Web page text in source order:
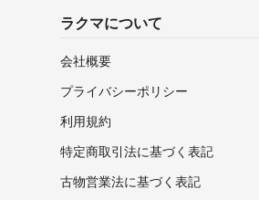
ラクマについて
会社概要
プライバシーポリシー
利用規約
特定商取引法に基づく表記
古物営業法に基づく表記